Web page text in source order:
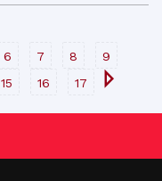
6 7 8
9
15 16 17